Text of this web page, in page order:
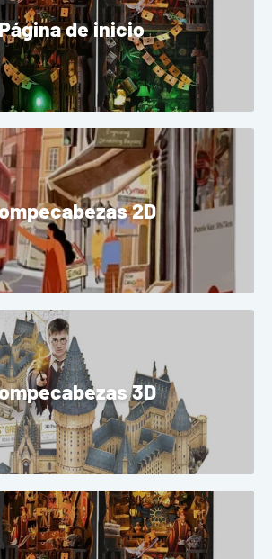
Página de inicio
2D
3D